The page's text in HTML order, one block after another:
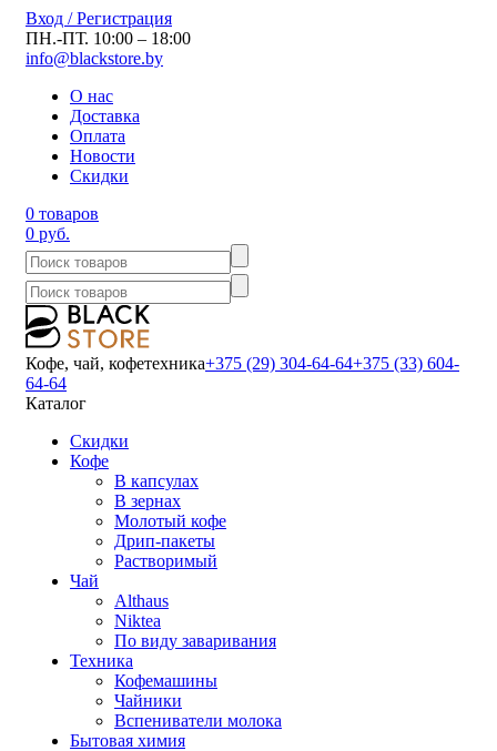
Вход / Регистрация
ПН.-ПТ. 10:00 – 18:00
info@blackstore.by
О нас
Доставка
Оплата
Новости
Скидки
0 товаров
0 руб.
Кофе, чай, кофетехника+375 (29) 304-64-64+375 (33) 604-
64-64
Каталог
Скидки
Кофе
В капсулах
В зернах
Молотый кофе
Дрип-пакеты
Растворимый
Чай
Althaus
Niktea
По виду заваривания
Техника
Кофемашины
Чайники
Вспениватели молока
Бытовая химия